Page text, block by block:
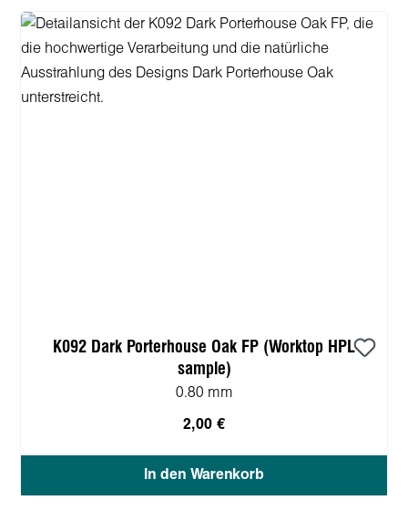
K092 Dark Porterhouse Oak FP (Worktop HPL
sample)
0.80 mm
2,00 €
In den Warenkorb